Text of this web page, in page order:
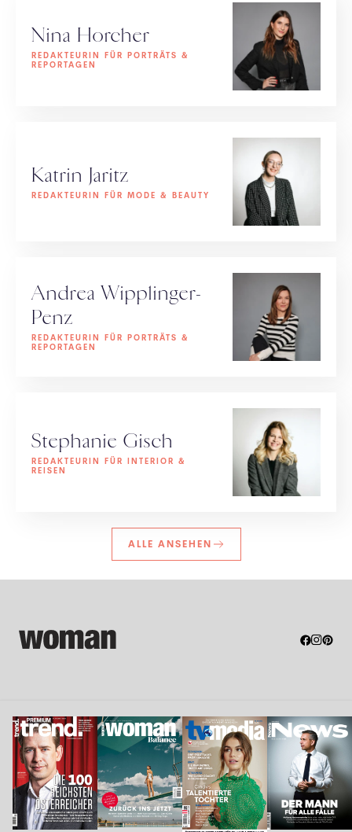
Nina Horcher
REDAKTEURIN FÜR PORTRÄTS &
REPORTAGEN
Katrin Jaritz
REDAKTEURIN FÜR MODE & BEAUTY
Andrea Wipplinger-
Penz
REDAKTEURIN FÜR PORTRÄTS &
REPORTAGEN
Stephanie Gisch
REDAKTEURIN FÜR INTERIOR &
REISEN
ALLE ANSEHEN